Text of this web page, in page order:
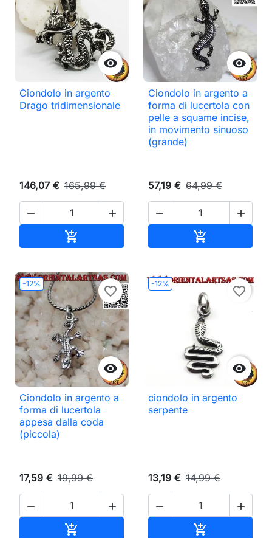

Ciondolo in argento
Drago tridimensionale
146,07 € 165,99 €
 


Ciondolo in argento a
forma di lucertola con
pelle a squame incise,
in movimento sinuoso
(grande)
57,19 € 64,99 €
 

-12%

favorite_border
Ciondolo in argento a
forma di lucertola
appesa dalla coda
(piccola)
17,59 € 19,99 €
 

-12%

favorite_border
ciondolo in argento
serpente
13,19 € 14,99 €
 
